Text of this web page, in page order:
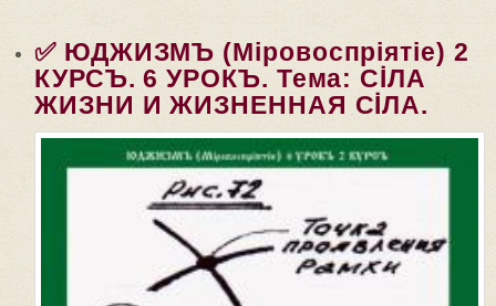
✅ ЮДЖИЗМЪ (Мiровоспрiятiе) 2
КУРСЪ. 6 УРОКЪ. Тема: СİЛА
ЖИЗНИ И ЖИЗНЕННАЯ СİЛА.